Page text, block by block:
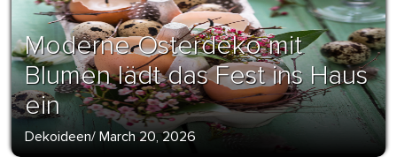
Moderne Osterdeko mit
Blumen lädt das Fest ins Haus
ein
Dekoideen/ March 20, 2026